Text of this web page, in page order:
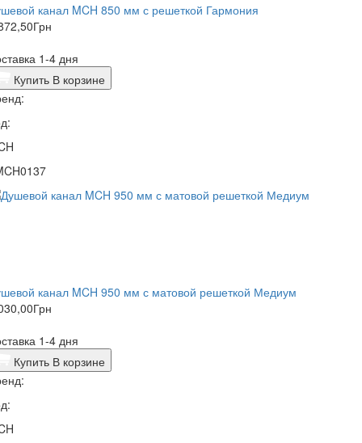
канал MCH 850 мм с решеткой Гармония
Грн
1-4 дня
Купить В корзине
канал MCH 950 мм с матовой решеткой Медиум
Грн
1-4 дня
Купить В корзине